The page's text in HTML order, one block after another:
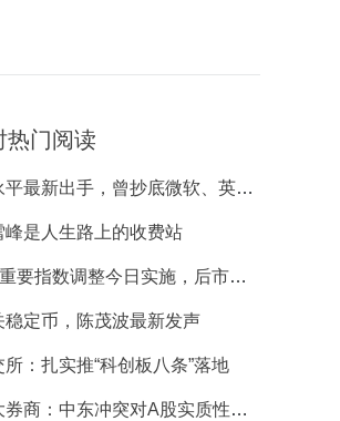
热门阅读
最新出手，曾抄底微软、英伟达
峰是人生路上的收费站
要指数调整今日实施，后市如何演
稳定币，陈茂波最新发声
所：扎实推“科创板八条”落地
商：中东冲突对A股实质性影响不